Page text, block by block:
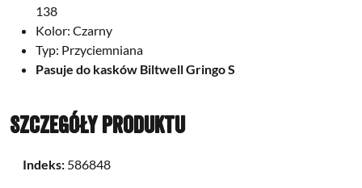
138
Kolor: Czarny
Typ: Przyciemniana
Pasuje do kasków Biltwell Gringo S
Szczegóły produktu
Indeks: 586848